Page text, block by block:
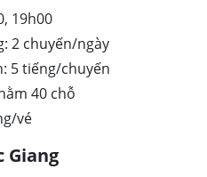
19h00
2 chuyến/ngày
5 tiếng/chuyến
40 chỗ
vé
Giang